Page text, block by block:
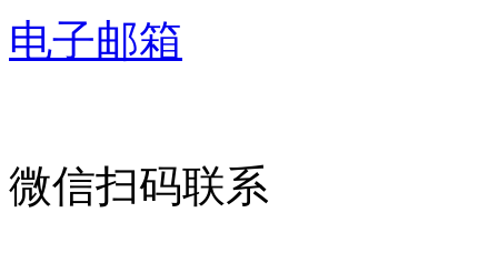
电子邮箱
微信扫码联系